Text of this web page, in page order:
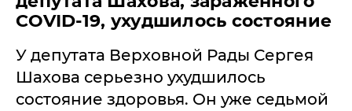
COVID-19, ухудшилось состояние
У депутата Верховной Рады Сергея
Шахова серьезно ухудшилось
состояние здоровья. Он уже седьмой